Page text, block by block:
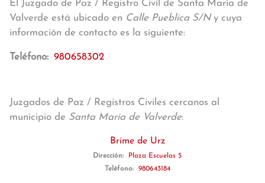
El Juzgado de Paz / Registro Civil de Santa María de
Valverde está ubicado en Calle Pueblica S/Ny cuya
información de contacto es la siguiente:
Teléfono: 980658302
Juzgados de Paz / Registros Civiles cercanos al
municipio de Santa María de Valverde:
Brime de Urz
Dirección:
Plaza Escuelas 5
Teléfono:
980643184